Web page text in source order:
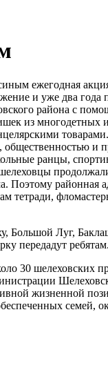
ежегодная
и уже два года
района с
из многодетных
и
ранцы,
Поэтому районная
тетради,
Большой Луг,
передадут ребятам.
30 шелеховских
жизненной
семей,